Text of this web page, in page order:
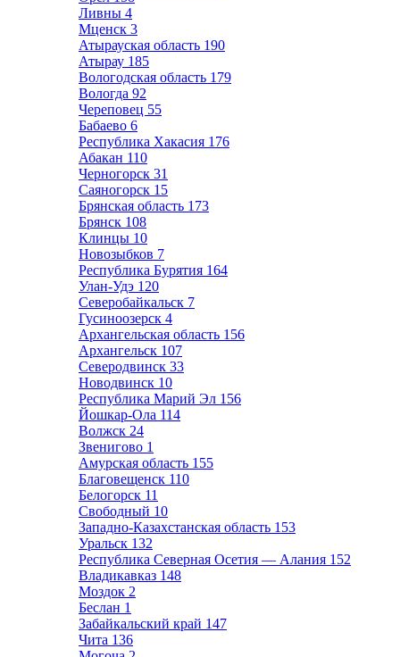
Ливны 4
Мценск 3
Атырауская область 190
Атырау 185
Вологодская область 179
Вологда 92
Череповец 55
Бабаево 6
Республика Хакасия 176
Абакан 110
Черногорск 31
Саяногорск 15
Брянская область 173
Брянск 108
Клинцы 10
Новозыбков 7
Республика Бурятия 164
Улан-Удэ 120
Северобайкальск 7
Гусиноозерск 4
Архангельская область 156
Архангельск 107
Северодвинск 33
Новодвинск 10
Республика Марий Эл 156
Йошкар-Ола 114
Волжск 24
Звенигово 1
Амурская область 155
Благовещенск 110
Белогорск 11
Свободный 10
Западно-Казахстанская область 153
Уральск 132
Республика Северная Осетия — Алания 152
Владикавказ 148
Моздок 2
Беслан 1
Забайкальский край 147
Чита 136